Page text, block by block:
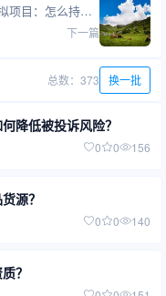
淘宝虚拟项目：怎么持续挖掘新需求？
下一篇
总数：373 换一批
降低被投诉风险？
0 0 156
源？
0 0 140
？